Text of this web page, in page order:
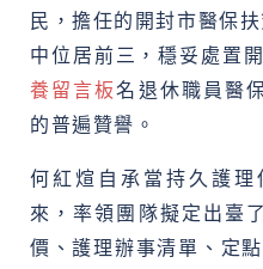
民，擔任的開封市醫保
中位居前三，穩妥處置
養留言板名退休職員醫
的普遍贊譽。
何紅煊自承當持久護
來，率領團隊擬定出臺
價、護理辦事清單、定